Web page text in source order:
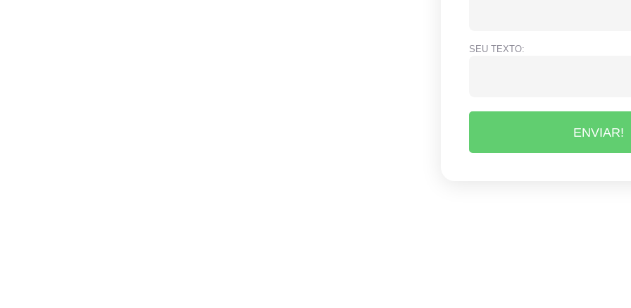
SEU TEXTO:
ENVIAR!